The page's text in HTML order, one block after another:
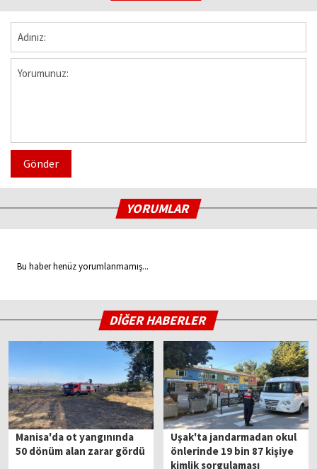
Gönder
YORUMLAR
Bu haber henüz yorumlanmamış...
DİĞER HABERLER
Manisa'da ot yangınında
50 dönüm alan zarar gördü
Uşak'ta jandarmadan okul
önlerinde 19 bin 87 kişiye
kimlik sorgulaması